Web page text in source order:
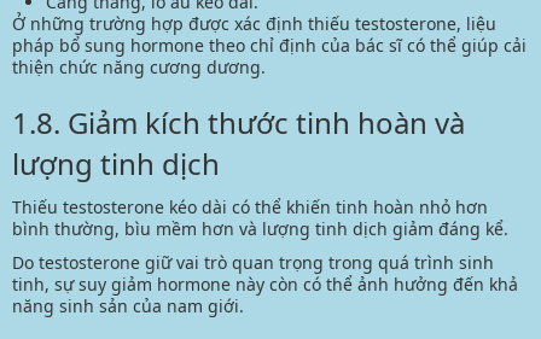
Ở những trường hợp được xác định thiếu testosterone, liệu
pháp bổ sung hormone theo chỉ định của bác sĩ có thể giúp cải
thiện chức năng cương dương.
1.8. Giảm kích thước tinh hoàn và
lượng tinh dịch
Thiếu testosterone kéo dài có thể khiến tinh hoàn nhỏ hơn
bình thường, bìu mềm hơn và lượng tinh dịch giảm đáng kể.
Do testosterone giữ vai trò quan trọng trong quá trình sinh
tinh, sự suy giảm hormone này còn có thể ảnh hưởng đến khả
năng sinh sản của nam giới.